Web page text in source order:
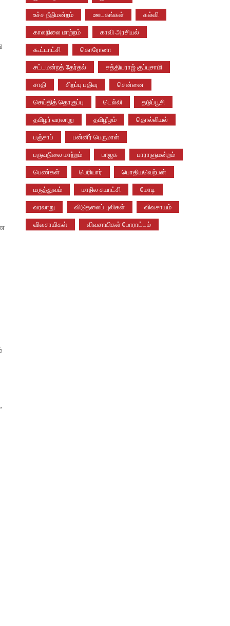
உச்ச நீதிமன்றம் ஊடகங்கள் கல்வி
காலநிலை மாற்றம் காவி அரசியல்
கூட்டாட்சி கொரோனா
சட்டமன்றத் தேர்தல் சத்தியராஜ் குப்புசாமி
சாதி சிறப்பு பதிவு சென்னை
செய்தித் தொகுப்பு டெல்லி தடுப்பூசி
தமிழர் வரலாறு தமிழீழம் தொல்லியல்
பஞ்சாப் பன்னீர் பெருமாள்
பருவநிலை மாற்றம் பாஜக பாராளுமன்றம்
பெண்கள் பெரியார் பொதியவெற்பன்
மருத்துவம் மாநில சுயாட்சி மோடி
வரலாறு விடுதலைப் புலிகள் விவசாயம்
விவசாயிகள் விவசாயிகள் போராட்டம்